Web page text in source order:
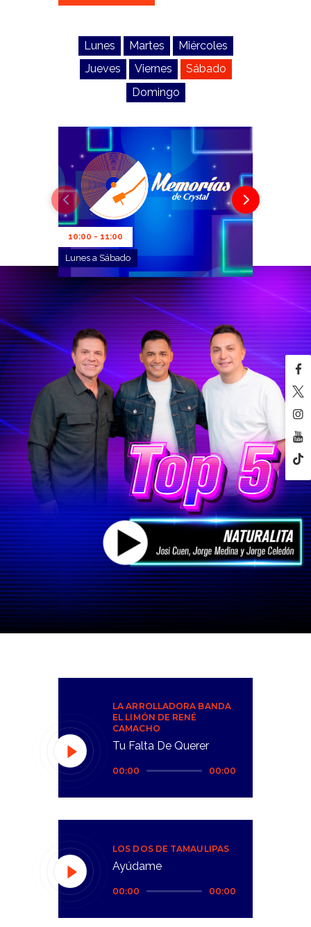
Lunes Martes
Miércoles
Jueves
Viernes
Sábado
Domingo
10:00 - 11:00
Lunes a Sábado
LA ARROLLADORA BANDA
EL LIMÓN DE RENÉ
CAMACHO
Tu Falta De Querer
Reproductor
audio
00:00 00:00
LOS DOS DE TAMAULIPAS
Ayúdame
audio
00:00 00:00